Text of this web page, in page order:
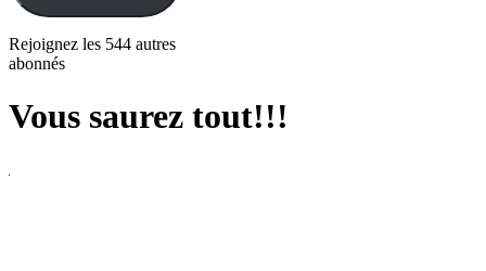
Rejoignez les 544 autres
abonnés
Vous saurez tout!!!